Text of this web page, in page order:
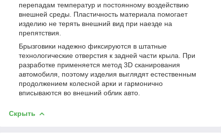
перепадам температур и постоянному воздействию
внешней среды. Пластичность материала помогает
изделию не терять внешний вид при наезде на
препятствия.
Брызговики надежно фиксируются в штатные
технологические отверстия к задней части крыла. При
разработке применяется метод 3D сканирования
автомобиля, поэтому изделия выглядят естественным
продолжением колесной арки и гармонично
вписываются во внешний облик авто.
Скрыть